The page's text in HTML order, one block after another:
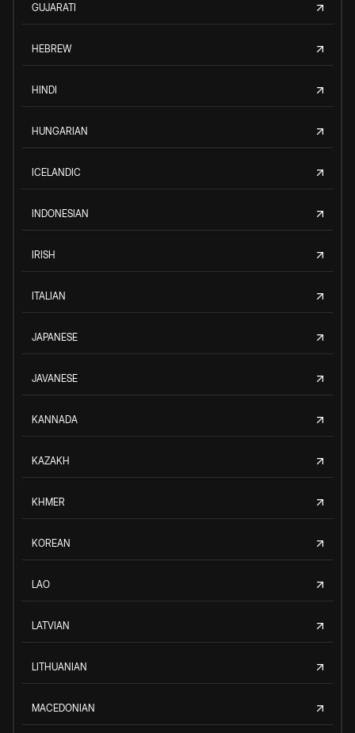
GUJARATI
HEBREW
HINDI
HUNGARIAN
ICELANDIC
INDONESIAN
IRISH
ITALIAN
JAPANESE
JAVANESE
KANNADA
KAZAKH
KHMER
KOREAN
LAO
LATVIAN
LITHUANIAN
MACEDONIAN